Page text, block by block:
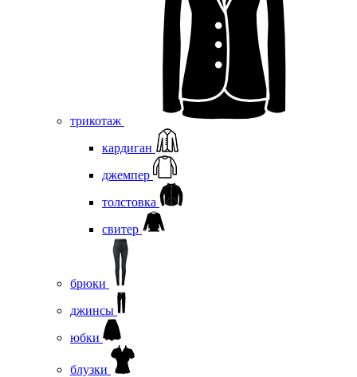
трикотаж
кардиган
джемпер
толстовка
свитер
брюки
джинсы
юбки
блузки